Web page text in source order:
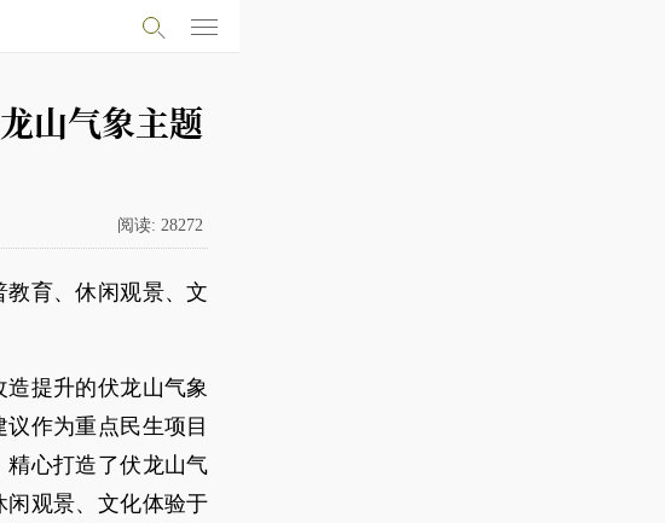
山气象主题
阅读: 28272
育、休闲观景、文
提升的伏龙山气象
作为重点民生项目
心打造了伏龙山气
观景、文化体验于